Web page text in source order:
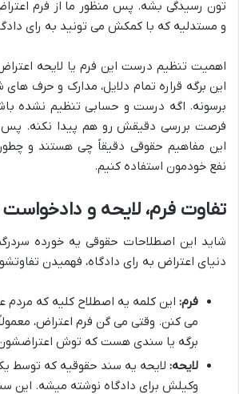
تون رسیدگی بشه. پس منظور ما از فرم
و مستدلیه که با کمکش می تونید به رای
اهمیت تنظیم درست این فرم یا لایحه
این برگه قراره تمام دلایل، مدارک و حرف
برسونه. اگه درست و حسابی تنظیم نشده
فرصت بررسی دقیقش رو هم پیدا نکنه. پس
این مفاهیم حقوقی دقیقاً چی هستند و
نفع خودمون استفاده کنیم.
تفاوت فرم، لایحه و
شاید این اصطلاحات حقوقی یه خورده
دنیای اعتراض به رای دادگاه، فهمیدن
فرم: این کلمه یه اصطلاح کلیه که مردم
می کنن. وقتی می گن فرم اعتراض،
برگه یا سندی هست که توش
لایحه: لایحه یه سند حقوقیه که توسط
وکیلش برای دادگاه نوشته میشه. این